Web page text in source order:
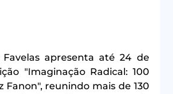
apresenta até 24 de
"Imaginação Radical: 100
Fanon", reunindo mais de 130